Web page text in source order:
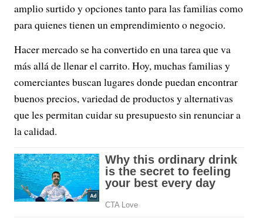
amplio surtido y opciones tanto para las familias como
para quienes tienen un emprendimiento o negocio.
Hacer mercado se ha convertido en una tarea que va
más allá de llenar el carrito. Hoy, muchas familias y
comerciantes buscan lugares donde puedan encontrar
buenos precios, variedad de productos y alternativas
que les permitan cuidar su presupuesto sin renunciar a
la calidad.